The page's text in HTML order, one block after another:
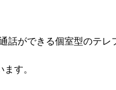
ができる個室型のテ
す。